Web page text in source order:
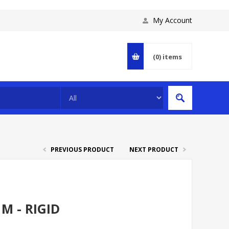
My Account
(0) items
PREVIOUS PRODUCT NEXT PRODUCT
- RIGID